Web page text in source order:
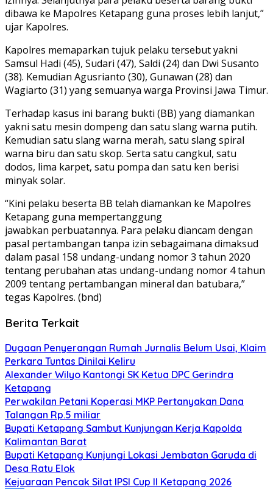
dibawa ke Mapolres Ketapang guna proses lebih lanjut,”
ujar Kapolres.
Kapolres memaparkan tujuk pelaku tersebut yakni
Samsul Hadi (45), Sudari (47), Saldi (24) dan Dwi Susanto
(38). Kemudian Agusrianto (30), Gunawan (28) dan
Wagiarto (31) yang semuanya warga Provinsi Jawa Timur.
Terhadap kasus ini barang bukti (BB) yang diamankan
yakni satu mesin dompeng dan satu slang warna putih.
Kemudian satu slang warna merah, satu slang spiral
warna biru dan satu skop. Serta satu cangkul, satu
dodos, lima karpet, satu pompa dan satu ken berisi
minyak solar.
“Kini pelaku beserta BB telah diamankan ke Mapolres
Ketapang guna mempertanggung
jawabkan perbuatannya. Para pelaku diancam dengan
pasal pertambangan tanpa izin sebagaimana dimaksud
dalam pasal 158 undang-undang nomor 3 tahun 2020
tentang perubahan atas undang-undang nomor 4 tahun
2009 tentang pertambangan mineral dan batubara,”
tegas Kapolres. (bnd)
Berita Terkait
Dugaan Penyerangan Rumah Jurnalis Belum Usai, Klaim
Perkara Tuntas Dinilai Keliru
Alexander Wilyo Kantongi SK Ketua DPC Gerindra
Ketapang
Perwakilan Petani Koperasi MKP Pertanyakan Dana
Talangan Rp.5 miliar
Bupati Ketapang Sambut Kunjungan Kerja Kapolda
Kalimantan Barat
Bupati Ketapang Kunjungi Lokasi Jembatan Garuda di
Desa Ratu Elok
Kejuaraan Pencak Silat IPSI Cup II Ketapang 2026